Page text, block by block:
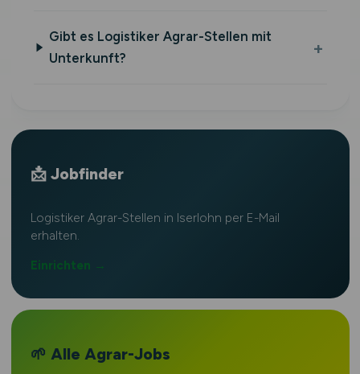
Gibt es Logistiker Agrar-Stellen mit
Unterkunft?
📩 Jobfinder
Logistiker Agrar-Stellen in Iserlohn per E-Mail
erhalten.
Einrichten →
🌱 Alle Agrar-Jobs